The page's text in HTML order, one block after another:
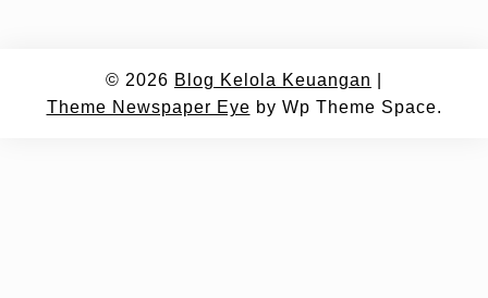
© 2026 Blog Kelola Keuangan
Theme Newspaper Eye by Wp Theme Space.